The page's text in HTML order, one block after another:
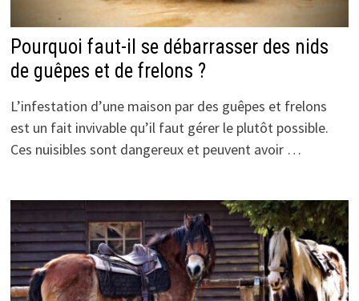
Pourquoi faut-il se débarrasser des nids
de guêpes et de frelons ?
L’infestation d’une maison par des guêpes et frelons
est un fait invivable qu’il faut gérer le plutôt possible.
Ces nuisibles sont dangereux et peuvent avoir …